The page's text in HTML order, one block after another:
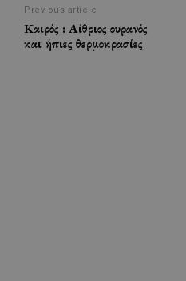
Previous article
Καιρός : Αίθριος ουρανός
και ήπιες θερμοκρασίες